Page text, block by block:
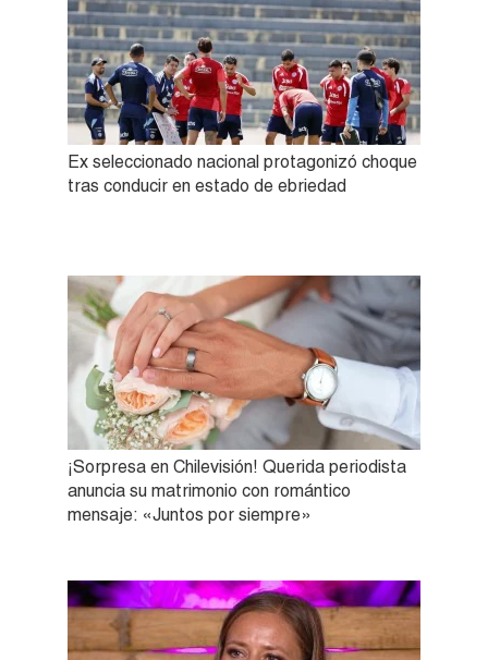
Ex seleccionado nacional protagonizó choque
tras conducir en estado de ebriedad
¡Sorpresa en Chilevisión! Querida periodista
anuncia su matrimonio con romántico
mensaje: «Juntos por siempre»